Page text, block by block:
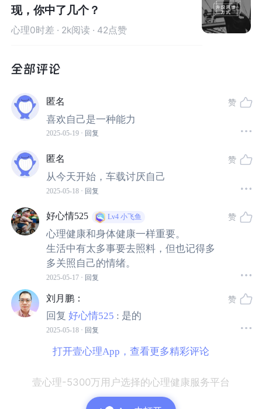
应该是人生又一个新的起点和阶段。但是他却仍然度日如
年。
他说，我花了九牛二虎之力，才离开我的父母家庭，这耗
尽了我的全部精力，现在感觉是“强弩之末”了，对什么都不
敢兴趣。
在他的陈述中，他发现自己打小一直不喜欢自己。他觉得
自己长得很丑——但实际上他却还是个颜值不差的青年。
他不喜欢自己的脸、不喜欢自己的发型，甚至不喜欢自己
的性别。
他说，“虽然我现在上了大学，也是我们当地唯一上了985
大学的，但我并不觉得自己有多厉害。我觉得这是运气，
我仍然不喜欢我自己，我知道我很自卑。
现，你中了几个？
心理0时差 · 2k阅读 · 42点赞
匿名
喜欢自己是一种能力
2025-05-19 · 回复
赞
匿名
从今天开始，车载讨厌自己
2025-05-18 · 回复
赞
好心情525 Lv4 小飞鱼
心理健康和身体健康一样重要。
生活中有太多事要去照料，但也记得多
多关照自己的情绪。
2025-05-17 · 回复
赞
刘月鹏：
回复 好心情525 : 是的
2025-05-18 · 回复
赞
打开壹心理App，查看更多精彩评论
壹心理-5300万用户选择的心理健康服务平台